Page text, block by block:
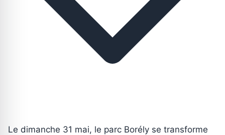
Le dimanche 31 mai, le parc Borély se transforme